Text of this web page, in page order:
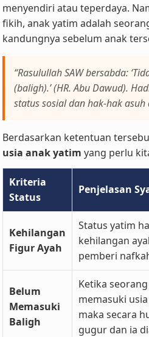
menyendiri atau teperdaya.
fikih, anak yatim adalah
kandungnya sebelum anak
“Rasulullah SAW bersabda:
(baligh).’ (HR. Abu Dawud).
status sosial dan hak-hak asuh
Berdasarkan ketentuan
usia anak yatim yang perlu
Kriteria
Status
Penjelasan
Kehilangan
Figur Ayah
Status yatim
kehilangan
pemberi
Belum
Memasuki
Baligh
Ketika
memasuki
maka secara
gugur dan ia